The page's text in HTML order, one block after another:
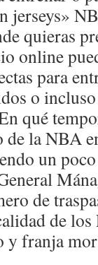
jerseys»
quieras
online
para
o
qué
la NBA
un
de
de
franja